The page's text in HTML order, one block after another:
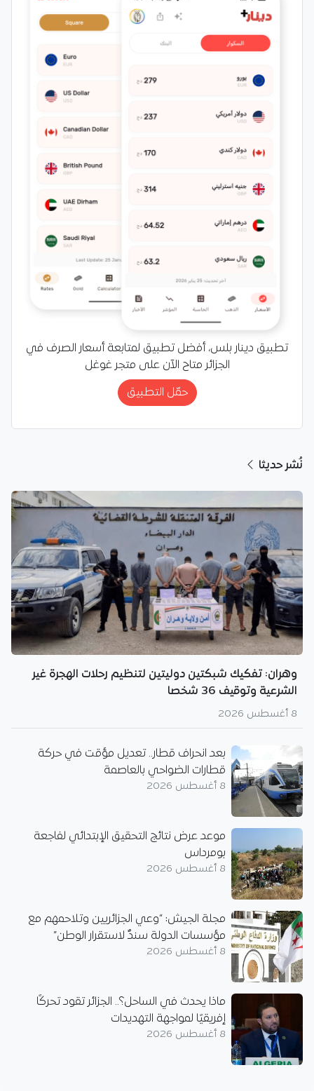
تطبيق دينار بلس، أفضل تطبيق لمتابعة أسعار الصرف في
الجزائر متاح الآن على متجر غوغل
حمّل التطبيق
نُشر حديثا
وهران: تفكيك شبكتين دوليتين لتنظيم رحلات الهجرة غير
الشرعية وتوقيف 36 شخصا
8 أغسطس 2026
بعد انحراف قطار.. تعديل مؤقت في حركة
قطارات الضواحي بالعاصمة
8 أغسطس 2026
موعد عرض نتائج التحقيق الإبتدائي لفاجعة
بومرداس
8 أغسطس 2026
مجلة الجيش: “وعي الجزائريين وتلاحمهم مع
مؤسسات الدولة سندٌ لاستقرار الوطن”
8 أغسطس 2026
ماذا يحدث في الساحل؟.. الجزائر تقود تحركًا
إفريقيًا لمواجهة التهديدات
8 أغسطس 2026